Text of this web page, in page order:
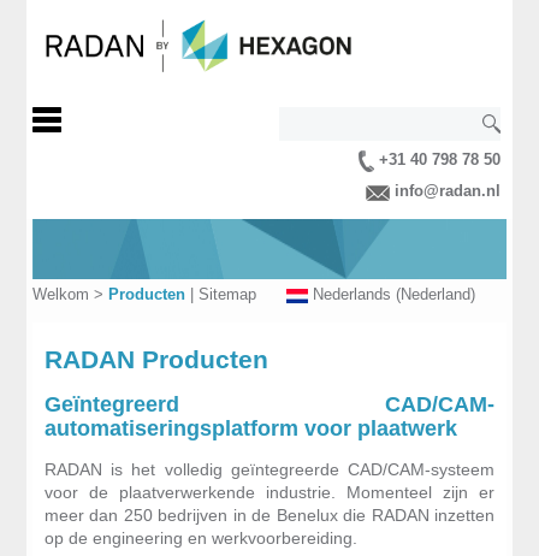
+31 40 798 78 50
info@radan.nl
Welkom > Producten| Sitemap Nederlands (Nederland)
RADAN Producten
Geïntegreerd CAD/CAM-
automatiseringsplatform voor plaatwerk
RADAN is het volledig geïntegreerde CAD/CAM-systeem
voor de plaatverwerkende industrie. Momenteel zijn er
meer dan 250 bedrijven in de Benelux die RADAN inzetten
op de engineering en werkvoorbereiding.